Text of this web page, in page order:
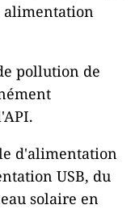
alimentation
pollution de
d'alimentation
USB, du
solaire en